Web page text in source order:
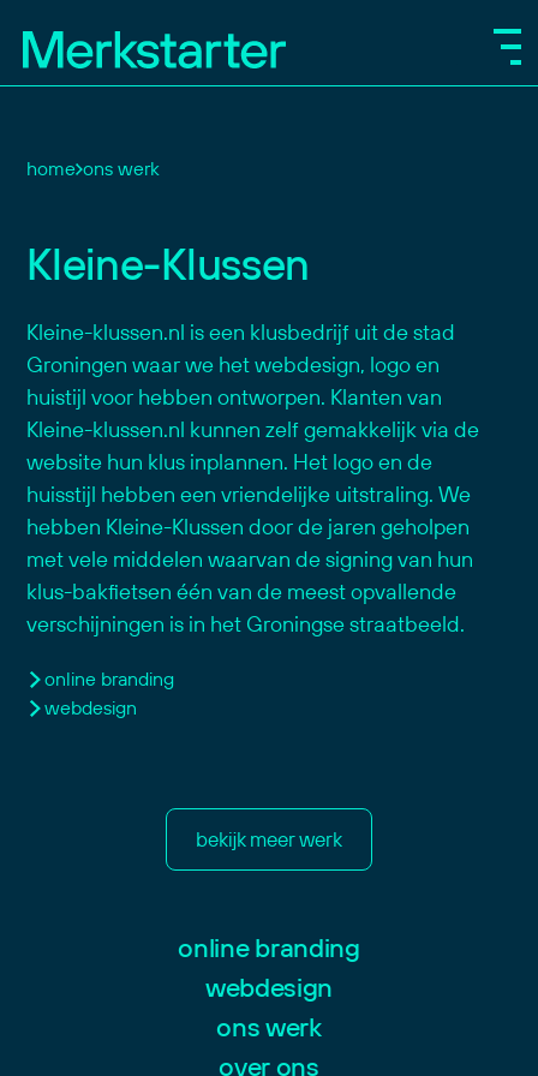
home ons werk
Kleine-Klussen
Kleine-klussen.nl is een klusbedrijf uit de stad
Groningen waar we het webdesign, logo en
huistijl voor hebben ontworpen. Klanten van
Kleine-klussen.nl kunnen zelf gemakkelijk via de
website hun klus inplannen. Het logo en de
huisstijl hebben een vriendelijke uitstraling. We
hebben Kleine-Klussen door de jaren geholpen
met vele middelen waarvan de signing van hun
klus-bakfietsen één van de meest opvallende
verschijningen is in het Groningse straatbeeld.
online branding
webdesign
bekijk meer werk
online branding
webdesign
ons werk
over ons